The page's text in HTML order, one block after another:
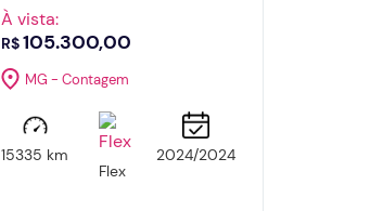
À vista:
R$105.300,00
MG - Contagem
15335 km
Flex
2024/2024